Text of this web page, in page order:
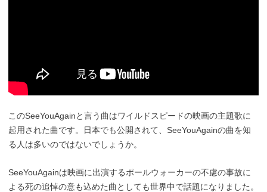
このSeeYouAgainと言う曲はワイルドスピードの映画の主題歌に
起用された曲です。日本でも公開されて、SeeYouAgainの曲を知
る人は多いのではないでしょうか。
SeeYouAgainは映画に出演するポールウォーカーの不慮の事故に
よる死の追悼の意も込めた曲としても世界中で話題になりました。